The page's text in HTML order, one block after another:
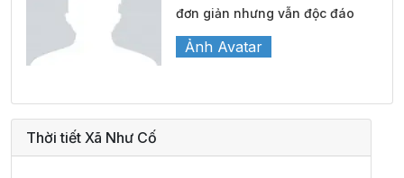
đơn giản nhưng vẫn độc đáo
Ảnh Avatar
Thời tiết Xã Như Cố